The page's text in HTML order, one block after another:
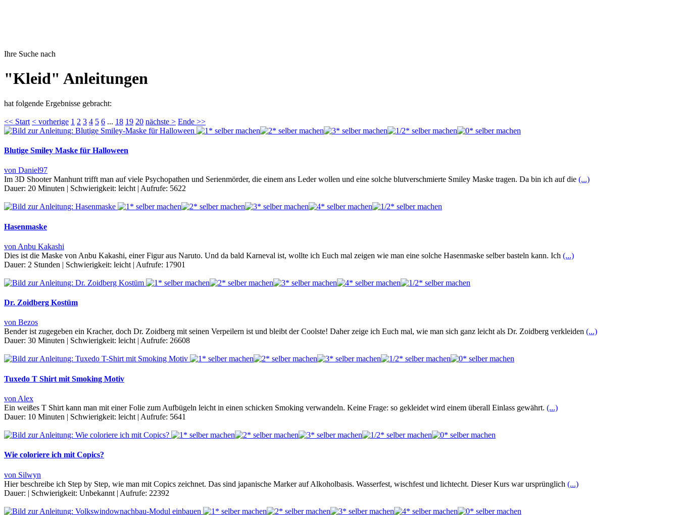
Ihre Suche nach
"Kleid" Anleitungen
hat folgende Ergebnisse gebracht:
<< Start < vorherige 1 2 3 4 5 6 ... 18 19 20 nächste > Ende >>
Blutige Smiley Maske für Halloween
von Daniel97
Im 3D Shooter Manhunt trifft man auf viele Psychopathen und Serienmörder, die einem ans Leder wollen und eine solche blutverschmierte Smiley Maske tragen. Da bin ich auf die (...)
Dauer: 20 Minuten | Schwierigkeit: leicht | Aufrufe: 5622
Hasenmaske
von Anbu Kakashi
Dies ist die Maske von Anbu Kakashi, einer Figur aus Naruto. Und da bald Karneval ist, wollte ich Euch mal zeigen wie man eine solche Hasenmaske selber basteln kann. Ich (...)
Dauer: 2 Stunden | Schwierigkeit: leicht | Aufrufe: 17901
Dr. Zoidberg Kostüm
von Bezos
Bender ist zugegeben ein Kracher, doch Dr. Zoidberg mit seinen Verpeilern ist und bleibt der Coolste! Daher zeige ich Euch mal, wie man sich ganz leicht als Dr. Zoidberg verkleiden (...)
Dauer: 30 Minuten Schwierigkeit: leicht Aufrufe: 26608
Tuxedo T Shirt mit Smoking Motiv
von Alex
Ein weißes T Shirt kann man mit einer Folie zum Aufbügeln leicht in einen schicken Smoking verwandeln. Keine Frage: so gekleidet wird einem überall Einlass gewährt. (...)
Dauer: 10 Minuten | Schwierigkeit: leicht | Aufrufe: 5641
Wie coloriere ich mit Copics?
von Silwyn
Hier beschreibe ich Step by Step, wie man mit Copics zeichnet. Das sind japanische Marker auf Alkoholbasis. Wasserfest, wischfest und lichtecht. Dieser Kurs war ursprünglich (...)
Dauer: | Schwierigkeit: Unbekannt | Aufrufe: 22392